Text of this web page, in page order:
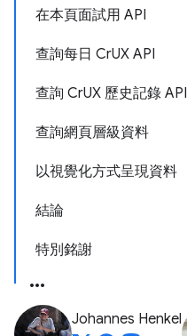
在本頁面試用 API
查詢每日 CrUX API
查詢 CrUX 歷史記錄 API
查詢網頁層級資料
以視覺化方式呈現資料
結論
特別銘謝
Johannes Henkel